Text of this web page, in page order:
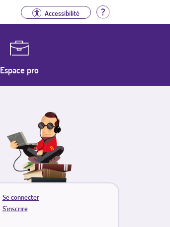
Accessibilité Aide
Espace pro
Se connecter
S'inscrire